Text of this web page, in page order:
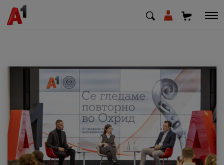
МК SQ
Приватни Деловни